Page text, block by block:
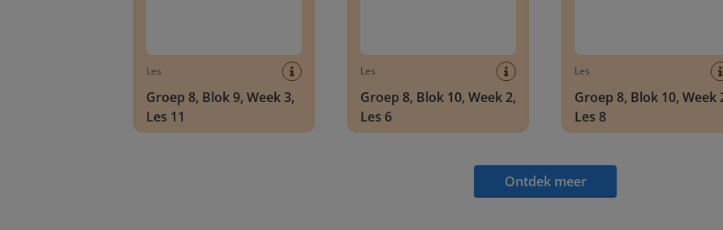
Les
Groep 8, Blok 9, Week 3,
Les 11
Les
Groep 8, Blok 10, Week 2,
Les 6
Les
Groep 8, Blok 10, Week
Les 8
Ontdek meer